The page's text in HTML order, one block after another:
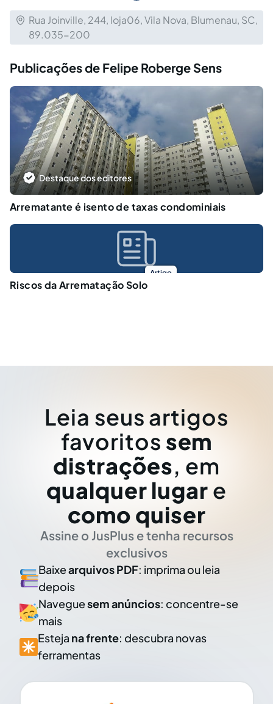
Rua Joinville, 244, loja06, Vila Nova, Blumenau, SC,
89.035-200
Publicações de Felipe Roberge Sens
Destaque dos editores
Arrematante é isento de taxas condominiais
Artigo
Riscos da Arrematação Solo
Leia seus artigos
favoritos sem
distrações, em
qualquer lugar e
como quiser
Assine o JusPlus e tenha recursos
exclusivos
Baixearquivos PDF: imprima ou leia
depois
Naveguesem anúncios: concentre-se
mais
Esteja na frente: descubra novas
ferramentas